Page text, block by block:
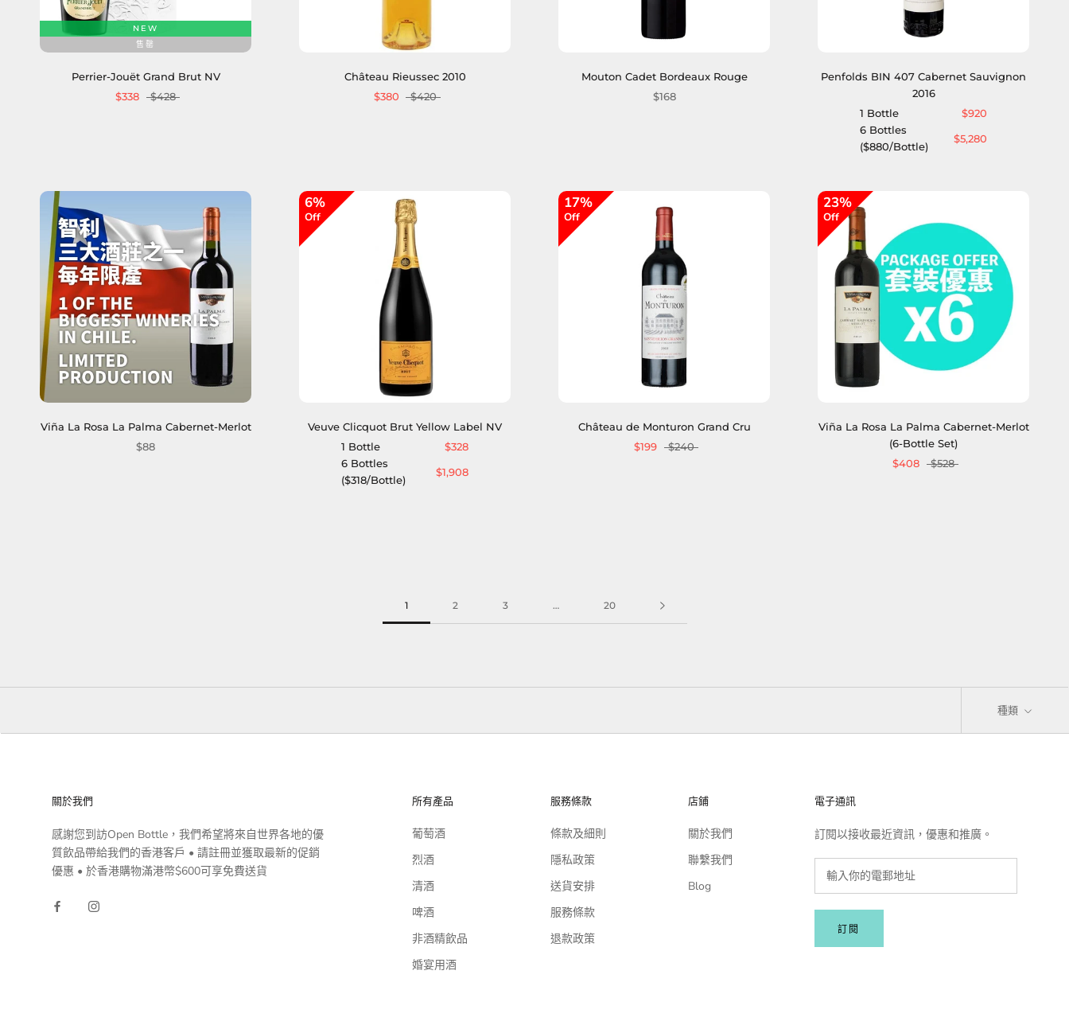
NEW
售罄
Perrier-Jouët Grand Brut NV
$338
$428
Château Rieussec 2010
$380
$420
Mouton Cadet Bordeaux Rouge
$168
Penfolds BIN 407 Cabernet Sauvignon
2016
1 Bottle
$920
6 Bottles
($880/Bottle)
$5,280
Viña La Rosa La Palma Cabernet-Merlot
$88
6%
Off
Veuve Clicquot Brut Yellow Label NV
1 Bottle
$328
6 Bottles
($318/Bottle)
$1,908
17%
Off
Château de Monturon Grand Cru
$199
$240
23%
Off
Viña La Rosa La Palma Cabernet-Merlot
(6-Bottle Set)
$408
$528
1 2 3 … 20
種類
關於我們
感謝您到訪Open Bottle，我們希望將來自世界各地的優
質飲品帶給我們的香港客戶 • 請註冊並獲取最新的促銷
優惠 • 於香港購物滿港幣$600可享免費送貨
所有產品
葡萄酒
烈酒
清酒
啤酒
非酒精飲品
婚宴用酒
服務條款
條款及細則
隱私政策
送貨安排
服務條款
退款政策
店鋪
關於我們
聯繫我們
Blog
電子通訊
訂閱以接收最近資訊，優惠和推廣。
訂閱